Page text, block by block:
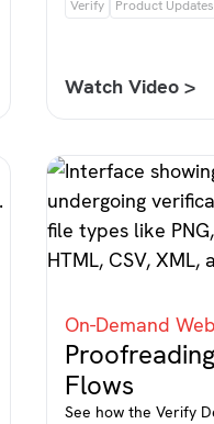
Verify Product Updates
Watch Video >
On-Demand
Flows
See how the Verify